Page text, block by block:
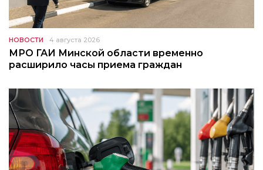
НОВОСТИ 4 августа 2026
МРО ГАИ Минской области временно
расширило часы приема граждан